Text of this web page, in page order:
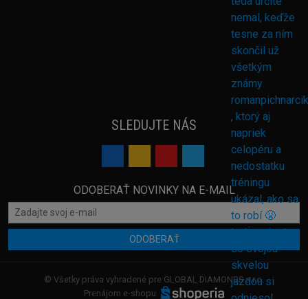
SLEDUJTE NÁS
ODOBERAŤ NOVINKY NA E-MAIL
ODOBERAŤ
© Všetky práva vyhradené pre GLOBAL DIAMONDS s.r.o.
Prenájom e-shopu